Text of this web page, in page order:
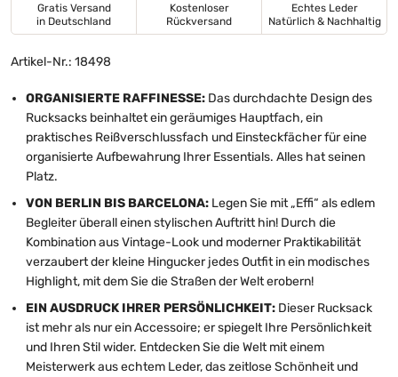
Gratis Versand
in Deutschland
Kostenloser
Rückversand
Echtes Leder
Natürlich & Nachhaltig
Artikel-Nr.: 18498
ORGANISIERTE RAFFINESSE: Das durchdachte Design des
Rucksacks beinhaltet ein geräumiges Hauptfach, ein
praktisches Reißverschlussfach und Einsteckfächer für eine
organisierte Aufbewahrung Ihrer Essentials. Alles hat seinen
Platz.
VON BERLIN BIS BARCELONA: Legen Sie mit „Effi“ als edlem
Begleiter überall einen stylischen Auftritt hin! Durch die
Kombination aus Vintage-Look und moderner Praktikabilität
verzaubert der kleine Hingucker jedes Outfit in ein modisches
Highlight, mit dem Sie die Straßen der Welt erobern!
EIN AUSDRUCK IHRER PERSÖNLICHKEIT: Dieser Rucksack
ist mehr als nur ein Accessoire; er spiegelt Ihre Persönlichkeit
und Ihren Stil wider. Entdecken Sie die Welt mit einem
Meisterwerk aus echtem Leder, das zeitlose Schönheit und